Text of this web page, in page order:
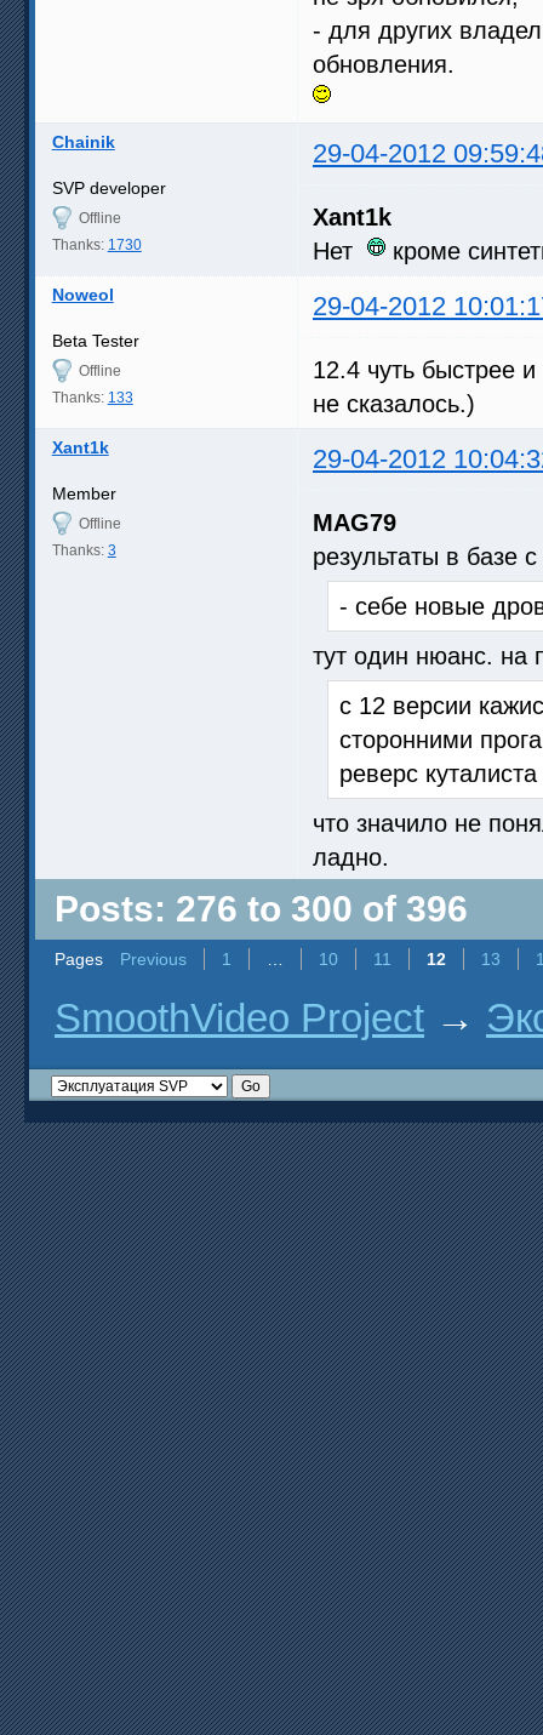
- для других
обновления.
Chainik 29-04-2012
SVP developer
Offline
Thanks: 1730
Xant1k
Нет
кроме
Noweol 29-04-2012
Beta Tester
Offline
Thanks: 133
12.4 чуть быстрее
не сказалось.)
Xant1k 29-04-2012
Member
Offline
Thanks: 3
MAG79
результаты в базе
- себе новые
тут один нюанс. на
с 12 версии
сторонними
реверс куталиста
что значило не
ладно.
Posts: 276 to 300 of 396
Pages Previous 1 10 11 12 13
SmoothVideo Project →